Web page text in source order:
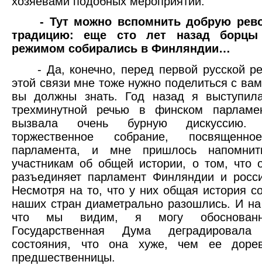
- Тут можно вспомнить добрую
традицию: еще сто лет назад
режимом собирались в Финляндии…
- Да, конечно, перед первой русской
этой связи мне тоже нужно поделиться с
вы должны знать. Год назад я
трехминутной речью в финском
вызвала очень бурную
торжественное собрание,
парламента, и мне пришлось
участникам об общей истории, о том, что
разъединяет парламент Финляндии и
Несмотря на то, что у них общая история
наших стран диаметрально разошлись. И на
что мы видим, я могу
Государственная Дума
состояния, что она хуже, чем ее
предшественницы.